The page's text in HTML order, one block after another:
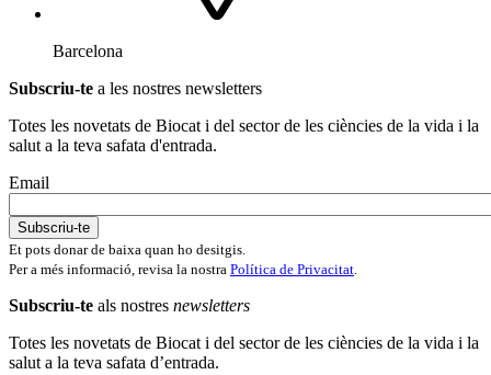
Barcelona
Subscriu-te a les nostres newsletters
Totes les novetats de Biocat i del sector de les ciències de la vida i la
salut a la teva safata d'entrada.
Email
Et pots donar de baixa quan ho desitgis.
Per a més informació, revisa la nostra Política de Privacitat
Subscriu-te als nostres newsletters
Totes les novetats de Biocat i del sector de les ciències de la vida i la
salut a la teva safata d’entrada.